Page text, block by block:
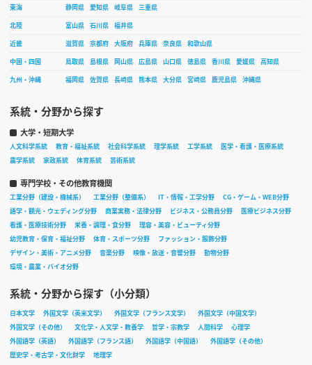
東海
静岡県 愛知県 岐阜県
三重県
北陸
富山県 石川県
福井県
近畿
滋賀県 京都府 大阪府 兵庫県 奈良県
和歌山県
中国・四国
鳥取県 島根県 岡山県 広島県 山口県 徳島県 香川県 愛媛県
高知県
九州・沖縄
福岡県 佐賀県 長崎県 熊本県 大分県 宮崎県 鹿児島県 沖縄県
系統・分野から探す
大学・短期大学
人文科学系統 教育・福祉系統 社会科学系統 理学系統 工学系統
医学・看護・医療系統
農学系統
家政系統 体育系統 芸術系統
専門学校・その他教育機関
工業分野（建設・機械系） 工業分野（整備系） IT・情報・工学分野
CG・ゲーム・WEB分野
語学・観光・ウェディング分野
商業実務・法律分野 ビジネス・公務員分野
医療ビジネス分野
看護・医療技術分野
栄養・調理・食分野
理容・美容・ビューティ分野
幼児教育・保育・福祉分野
体育・スポーツ分野
ファッション・服飾分野
デザイン・美術・アニメ分野
音楽分野 映像・放送・音響分野
動物分野
環境・農業・バイオ分野
系統・分野から探す（小分類）
日本文学 外国文学（英米文学） 外国文学（フランス文学）
外国文学（中国文学）
外国文学（その他）
文化学・人文学・教養学 哲学・宗教学 人間科学
心理学
外国語学（英語）
外国語学（フランス語） 外国語学（中国語）
外国語学（その他）
歴史学・考古学・文化財学
地理学